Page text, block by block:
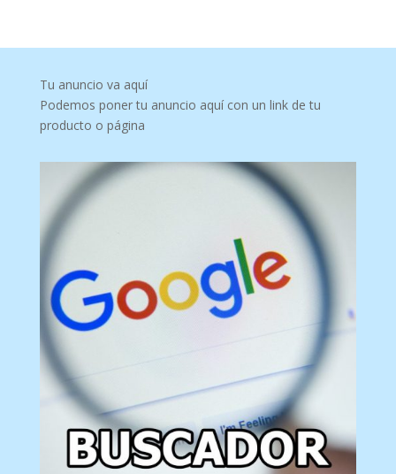
Tu anuncio va aquí
Podemos poner tu anuncio aquí con un link de tu
producto o página